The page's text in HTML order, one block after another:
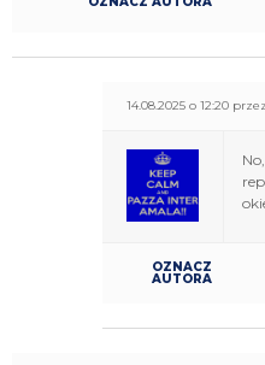
14.08.2025 o 12:20 przez
OZNACZ
AUTORA